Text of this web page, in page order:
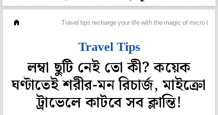
Travel tips recharge your life with the magic of micro
Travel Tips
লম্বা ছুটি নেই তো কী? কয়েক
ঘণ্টাতেই শরীর-মন রিচার্জ, মাইক্রো
ট্রাভেলে কাটবে সব ক্লান্তি!